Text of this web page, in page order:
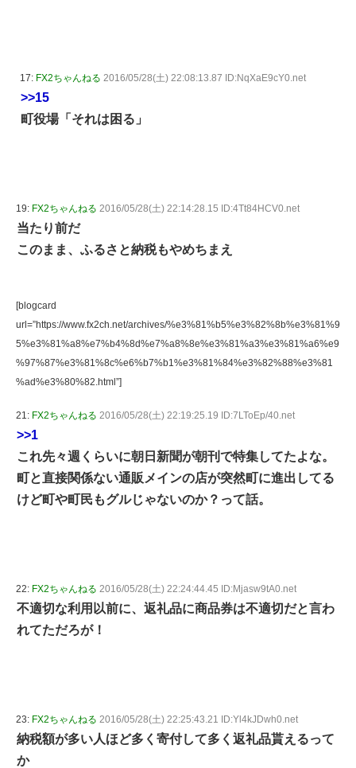
17: FX2ちゃんねる 2016/05/28(土) 22:08:13.87 ID:NqXaE9cY0.net
>>15
町役場「それは困る」
19: FX2ちゃんねる 2016/05/28(土) 22:14:28.15 ID:4Tt84HCV0.net
当たり前だ
このまま、ふるさと納税もやめちまえ
[blogcard
url=”https://www.fx2ch.net/archives/%e3%81%b5%e3%82%8b%e3%81%9
5%e3%81%a8%e7%b4%8d%e7%a8%8e%e3%81%a3%e3%81%a6%e9
%97%87%e3%81%8c%e6%b7%b1%e3%81%84%e3%82%88%e3%81
%ad%e3%80%82.html”]
21: FX2ちゃんねる 2016/05/28(土) 22:19:25.19 ID:7LToEp/40.net
>>1
これ先々週くらいに朝日新聞が朝刊で特集してたよな。
町と直接関係ない通販メインの店が突然町に進出してる
けど町や町民もグルじゃないのか？って話。
22: FX2ちゃんねる 2016/05/28(土) 22:24:44.45 ID:Mjasw9tA0.net
不適切な利用以前に、返礼品に商品券は不適切だと言わ
れてただろが！
23: FX2ちゃんねる 2016/05/28(土) 22:25:43.21 ID:Yl4kJDwh0.net
納税額が多い人ほど多く寄付して多く返礼品貰えるって
か